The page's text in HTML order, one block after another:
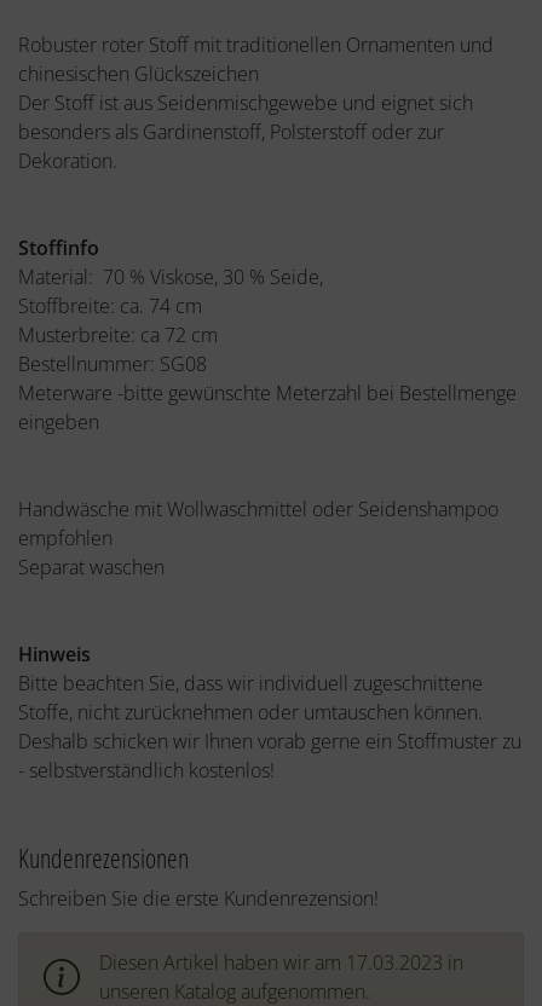
Robuster roter Stoff mit traditionellen Ornamenten und
chinesischen Glückszeichen
Der Stoff ist aus Seidenmischgewebe und eignet sich
besonders als Gardinenstoff, Polsterstoff oder zur
Dekoration.
Stoffinfo
Material: 70 % Viskose, 30 % Seide,
Stoffbreite: ca. 74 cm
Musterbreite: ca 72 cm
Bestellnummer: SG08
Meterware -bitte gewünschte Meterzahl bei Bestellmenge
eingeben
Handwäsche mit Wollwaschmittel oder Seidenshampoo
empfohlen
Separat waschen
Hinweis
Bitte beachten Sie, dass wir individuell zugeschnittene
Stoffe, nicht zurücknehmen oder umtauschen können.
Deshalb schicken wir Ihnen vorab gerne ein Stoffmuster zu
- selbstverständlich kostenlos!
Kundenrezensionen
Schreiben Sie die erste Kundenrezension!
Diesen Artikel haben wir am 17.03.2023 in
unseren Katalog aufgenommen.